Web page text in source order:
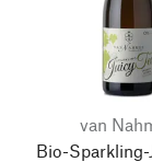
van
Bio-Sparkling-